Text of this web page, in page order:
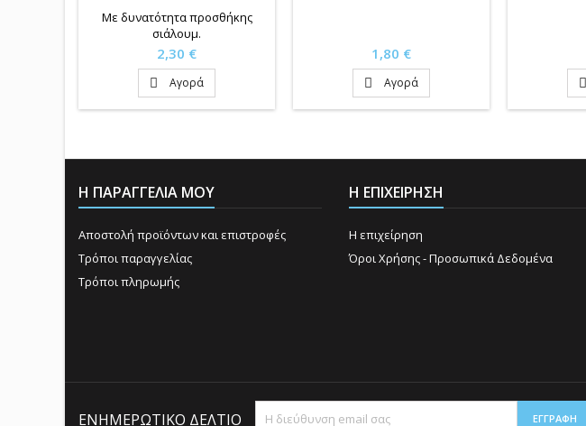
Με δυνατότητα προσθήκης
σιάλουμ.
Τιμή
2,30 €
 Αγορά
Τιμή
1,80 €
 Αγορά 
Η ΠΑΡΑΓΓΕΛΙΑ ΜΟΥ
Αποστολή προϊόντων και επιστροφές
Τρόποι παραγγελίας
Τρόποι πληρωμής
Η ΕΠΙΧΕΙΡΗΣΗ
Η επιχείρηση
Όροι Χρήσης - Προσωπικά Δεδομένα
ΕΝΗΜΕΡΩΤΙΚΌ ΔΕΛΤΊΟ